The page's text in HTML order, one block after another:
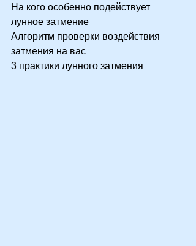
На кого особенно подействует
лунное затмение
Алгоритм проверки воздействия
затмения на вас
3 практики лунного затмения